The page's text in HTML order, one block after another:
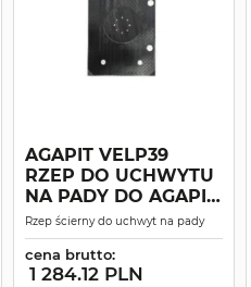
AGAPIT VELP39
RZEP DO UCHWYTU
NA PADY DO AGAPIT
IMPULS 39-23
Rzep ścierny do uchwyt na pady
cena brutto:
1 284.12 PLN